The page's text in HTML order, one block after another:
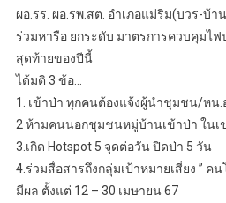
ผอ.รร. ผอ.รพ.สต. อำเภอแม่ริม(บวร-บ้
ร่วมหารือ ยกระดับ มาตรการควบคุมไฟ
สุดท้ายของปีนี้
ได้มติ 3 ข้อ…
1. เข้าป่า ทุกคนต้องแจ้งผู้นำชุมชน/หน.
2 ห้ามคนนอกชุมชนหมู่บ้านเข้าป่า ในเ
3.เกิด Hotspot 5 จุดต่อวัน ปิดป่า 5 วัน
4.ร่วมสื่อสารถึงกลุ่มเป้าหมายเสี่ยง ” คน
มีผล ตั้งแต่ 12 – 30 เมษายน 67